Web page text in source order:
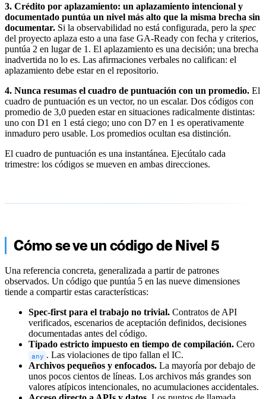
3. Crédito por aplazamiento: un aplazamiento intencional y
documentado puntúa un nivel más alto que la misma brecha sin
documentar. Si la observabilidad no está configurada, pero la spec
del proyecto aplaza esto a una fase GA-Ready con fecha y criterios,
puntúa 2 en lugar de 1. El aplazamiento es una decisión; una brecha
inadvertida no lo es. Las afirmaciones verbales no califican: el
aplazamiento debe estar en el repositorio.
4. Nunca resumas el cuadro de puntuación con un promedio. El
cuadro de puntuación es un vector, no un escalar. Dos códigos con
promedio de 3,0 pueden estar en situaciones radicalmente distintas:
uno con D1 en 1 está ciego; uno con D7 en 1 es operativamente
inmaduro pero usable. Los promedios ocultan esa distinción.
El cuadro de puntuación es una instantánea. Ejecútalo cada
trimestre: los códigos se mueven en ambas direcciones.
Cómo se ve un código de Nivel 5
Una referencia concreta, generalizada a partir de patrones
observados. Un código que puntúa 5 en las nueve dimensiones
tiende a compartir estas características:
Spec-first para el trabajo no trivial. Contratos de API
verificados, escenarios de aceptación definidos, decisiones
documentadas antes del código.
Tipado estricto impuesto en tiempo de compilación. Cero
any . Las violaciones de tipo fallan el IC.
Archivos pequeños y enfocados. La mayoría por debajo de
unos pocos cientos de líneas. Los archivos más grandes son
valores atípicos intencionales, no acumulaciones accidentales.